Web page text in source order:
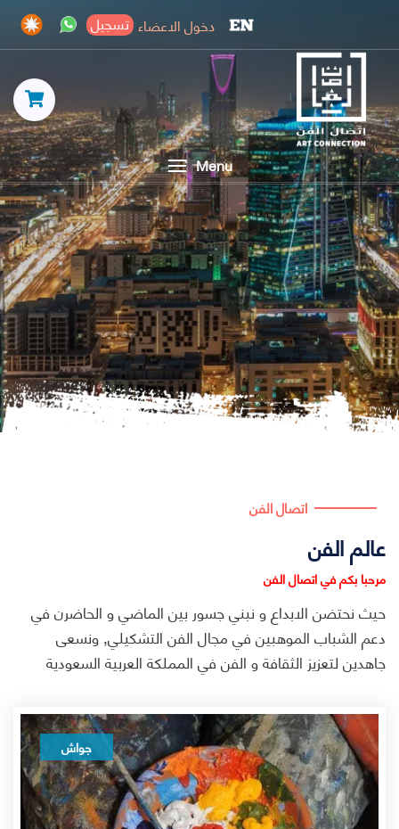
تسجيل دخول الاعضاء
Menu
اتصال الفن
عالم الفن
مرحبا بكم في اتصال الفن
حيث نحتضن الابداع و نبني جسور بين الماضي و الحاضرن في
دعم الشباب الموهبين في مجال الفن التشكيلي, ونسعى
جاهدين لتعزيز الثقافة و الفن في المملكة العربية السعودية
جواش